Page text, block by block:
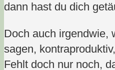
dann hast du dich
Doch auch irgendwie,
sagen,
Fehlt doch nur noch,